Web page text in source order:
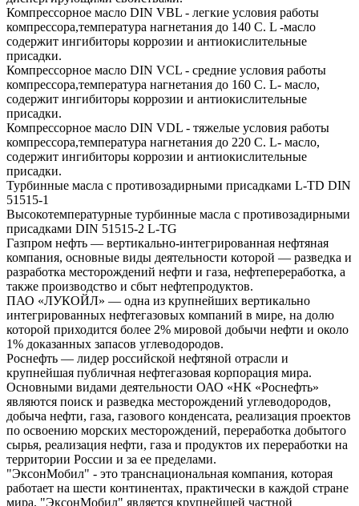
Компрессорное масло DIN VBL - легкие условия работы
компрессора,температура нагнетания до 140 С. L -масло
содержит ингибиторы коррозии и антиокислительные
присадки.
Компрессорное масло DIN VCL - средние условия работы
компрессора,температура нагнетания до 160 С. L- масло,
содержит ингибиторы коррозии и антиокислительные
присадки.
Компрессорное масло DIN VDL - тяжелые условия работы
компрессора,температура нагнетания до 220 С. L- масло,
содержит ингибиторы коррозии и антиокислительные
присадки.
Турбинные масла с противозадирными присадками L-TD DIN
51515-1
Высокотемпературные турбинные масла с противозадирными
присадками DIN 51515-2 L-TG
Газпром нефть — вертикально-интегрированная нефтяная
компания, основные виды деятельности которой — разведка и
разработка месторождений нефти и газа, нефтепереработка, а
также производство и сбыт нефтепродуктов.
ПАО «ЛУКОЙЛ» — одна из крупнейших вертикально
интегрированных нефтегазовых компаний в мире, на долю
которой приходится более 2% мировой добычи нефти и около
1% доказанных запасов углеводородов.
Роснефть — лидер российской нефтяной отрасли и
крупнейшая публичная нефтегазовая корпорация мира.
Основными видами деятельности ОАО «НК «Роснефть»
являются поиск и разведка месторождений углеводородов,
добыча нефти, газа, газового конденсата, реализация проектов
по освоению морских месторождений, переработка добытого
сырья, реализация нефти, газа и продуктов их переработки на
территории России и за ее пределами.
"ЭксонМобил" - это транснациональная компания, которая
работает на шести континентах, практически в каждой стране
мира. "ЭксонМобил" является крупнейшей частной